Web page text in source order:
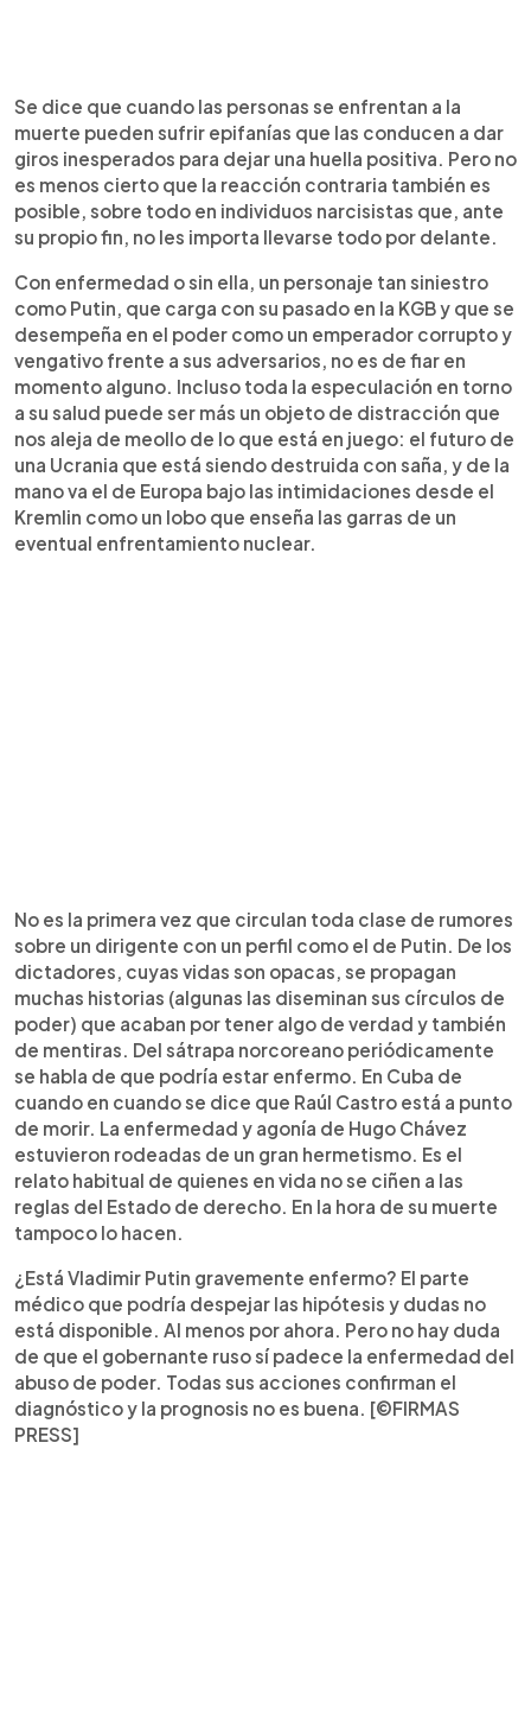
Se dice que cuando las personas se enfrentan a la
muerte pueden sufrir epifanías que las conducen a dar
giros inesperados para dejar una huella positiva. Pero no
es menos cierto que la reacción contraria también es
posible, sobre todo en individuos narcisistas que, ante
su propio fin, no les importa llevarse todo por delante.
Con enfermedad o sin ella, un personaje tan siniestro
como Putin, que carga con su pasado en la KGB y que se
desempeña en el poder como un emperador corrupto y
vengativo frente a sus adversarios, no es de fiar en
momento alguno. Incluso toda la especulación en torno
a su salud puede ser más un objeto de distracción que
nos aleja de meollo de lo que está en juego: el futuro de
una Ucrania que está siendo destruida con saña, y de la
mano va el de Europa bajo las intimidaciones desde el
Kremlin como un lobo que enseña las garras de un
eventual enfrentamiento nuclear.
No es la primera vez que circulan toda clase de rumores
sobre un dirigente con un perfil como el de Putin. De los
dictadores, cuyas vidas son opacas, se propagan
muchas historias (algunas las diseminan sus círculos de
poder) que acaban por tener algo de verdad y también
de mentiras. Del sátrapa norcoreano periódicamente
se habla de que podría estar enfermo. En Cuba de
cuando en cuando se dice que Raúl Castro está a punto
de morir. La enfermedad y agonía de Hugo Chávez
estuvieron rodeadas de un gran hermetismo. Es el
relato habitual de quienes en vida no se ciñen a las
reglas del Estado de derecho. En la hora de su muerte
tampoco lo hacen.
¿Está Vladimir Putin gravemente enfermo? El parte
médico que podría despejar las hipótesis y dudas no
está disponible. Al menos por ahora. Pero no hay duda
de que el gobernante ruso sí padece la enfermedad del
abuso de poder. Todas sus acciones confirman el
diagnóstico y la prognosis no es buena. [©FIRMAS
PRESS]